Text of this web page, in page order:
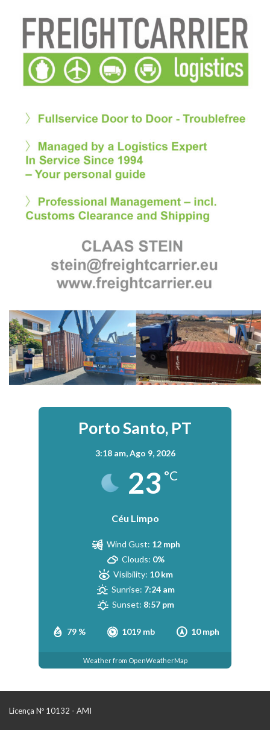
Porto Santo, PT
3:18 am,Ago 9, 2026
23 °C
Céu Limpo
79 % 1019 mb 10 mph
Wind Gust: 12 mph
Clouds: 0%
Visibility: 10 km
Sunrise: 7:24 am
Sunset: 8:57 pm
Weather from OpenWeatherMap
Licença Nº 10132 - AMI